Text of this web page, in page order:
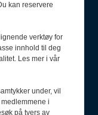
kan reservere
verktøy for
innhold til deg
Les mer i vår
under, vil
i
på tvers av